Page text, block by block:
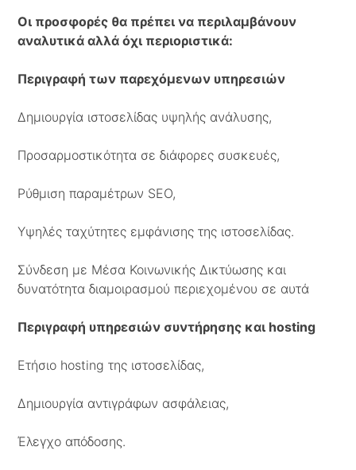
Οι προσφορές θα πρέπει να περιλαμβάνουν
αναλυτικά αλλά όχι περιοριστικά:
Περιγραφή των παρεχόμενων υπηρεσιών
Δημιουργία ιστοσελίδας υψηλής ανάλυσης,
Προσαρμοστικότητα σε διάφορες συσκευές,
Ρύθμιση παραμέτρων SEO,
Υψηλές ταχύτητες εμφάνισης της ιστοσελίδας.
Σύνδεση με Μέσα Κοινωνικής Δικτύωσης και
δυνατότητα διαμοιρασμού περιεχομένου σε αυτά
Περιγραφή υπηρεσιών συντήρησης και hosting
Ετήσιο hosting της ιστοσελίδας,
Δημιουργία αντιγράφων ασφάλειας,
Έλεγχο απόδοσης.